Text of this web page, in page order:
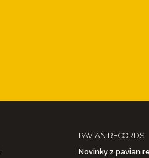
PAVIAN RECORDS
Novinky z pavian